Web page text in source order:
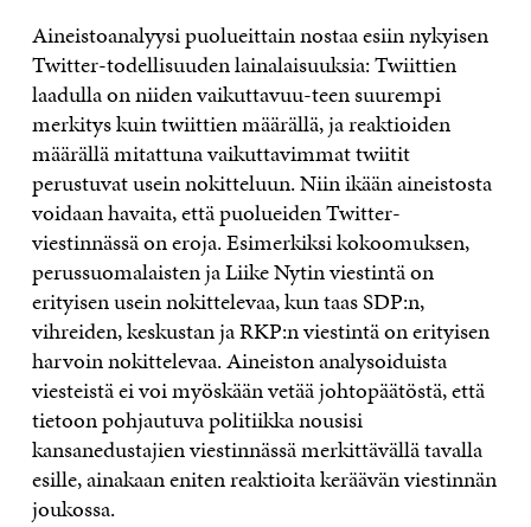
Aineistoanalyysi puolueittain nostaa esiin nykyisen
Twitter-todellisuuden lainalaisuuksia: Twiittien
laadulla on niiden vaikuttavuu-teen suurempi
merkitys kuin twiittien määrällä, ja reaktioiden
määrällä mitattuna vaikuttavimmat twiitit
perustuvat usein nokitteluun. Niin ikään aineistosta
voidaan havaita, että puolueiden Twitter-
viestinnässä on eroja. Esimerkiksi kokoomuksen,
perussuomalaisten ja Liike Nytin viestintä on
erityisen usein nokittelevaa, kun taas SDP:n,
vihreiden, keskustan ja RKP:n viestintä on erityisen
harvoin nokittelevaa. Aineiston analysoiduista
viesteistä ei voi myöskään vetää johtopäätöstä, että
tietoon pohjautuva politiikka nousisi
kansanedustajien viestinnässä merkittävällä tavalla
esille, ainakaan eniten reaktioita keräävän viestinnän
joukossa.